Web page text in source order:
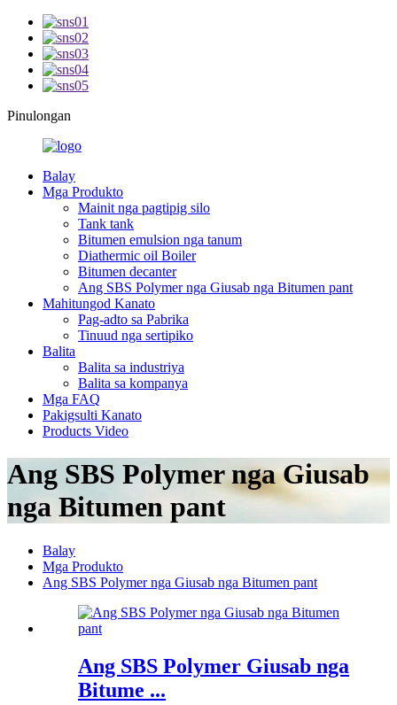
Pinulongan
Balay
Mga Produkto
Mainit nga pagtipig silo
Tank tank
Bitumen emulsion nga tanum
Diathermic oil Boiler
Bitumen decanter
Ang SBS Polymer nga Giusab nga Bitumen pant
Mahitungod Kanato
Pag-adto sa Pabrika
Tinuud nga sertipiko
Balita
Balita sa industriya
Balita sa kompanya
Mga FAQ
Pakigsulti Kanato
Products Video
Ang SBS Polymer nga Giusab
nga Bitumen pant
Balay
Mga Produkto
Ang SBS Polymer nga Giusab nga Bitumen pant
Ang SBS Polymer Giusab nga
Bitume ...